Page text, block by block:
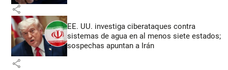
share
EE. UU. investiga ciberataques contra
sistemas de agua en al menos siete estados;
sospechas apuntan a Irán
share